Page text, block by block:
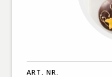
ART. NR.